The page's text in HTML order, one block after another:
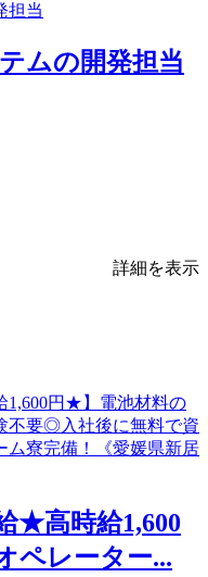
ムの開発担当
詳細を表示
★高時給1,600
ペレーター...